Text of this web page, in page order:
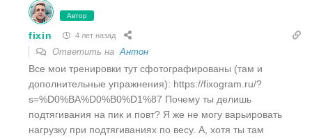
Автор
fixin 4 лет назад
Ответить на Антон
Все мои тренировки тут сфотографированы (там и
дополнительные упражнения): https://fixogram.ru/?
s=%D0%BA%D0%B0%D1%87 Почему ты делишь
подтягивания на пик и повт? Я же не могу варьировать
нагрузку при подтягиваниях по весу. А, хотя ты там